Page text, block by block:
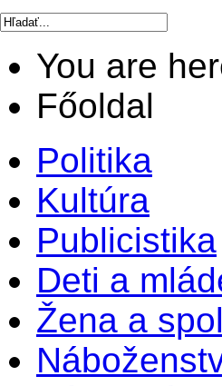
You are
Főoldal
Politika
Kultúra
Publicistika
Deti a
Žena a